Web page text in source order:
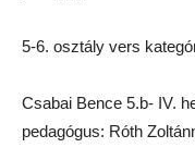
5-6. osztály vers
Csabai Bence
pedagógus: Róth